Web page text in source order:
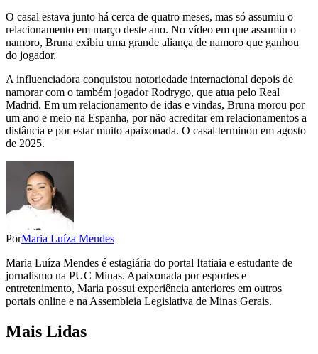
O casal estava junto há cerca de quatro meses, mas só assumiu o
relacionamento em março deste ano. No vídeo em que assumiu o
namoro, Bruna exibiu uma grande aliança de namoro que ganhou
do jogador.
A influenciadora conquistou notoriedade internacional depois de
namorar com o também jogador Rodrygo, que atua pelo Real
Madrid. Em um relacionamento de idas e vindas, Bruna morou por
um ano e meio na Espanha, por não acreditar em relacionamentos a
distância e por estar muito apaixonada. O casal terminou em agosto
de 2025.
PorMaria Luíza Mendes
Maria Luíza Mendes é estagiária do portal Itatiaia e estudante de
jornalismo na PUC Minas. Apaixonada por esportes e
entretenimento, Maria possui experiência anteriores em outros
portais online e na Assembleia Legislativa de Minas Gerais.
Mais Lidas